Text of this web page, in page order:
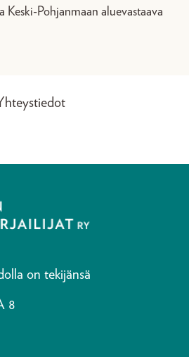
Keski-Pohjanmaan aluevastaava
on tekijänsä
8